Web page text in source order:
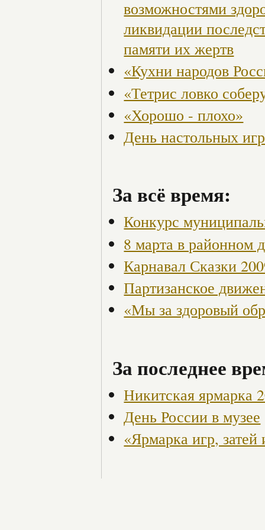
возможностями
ликвидации
памяти их жертв
«Кухни народов
«Тетрис ловко
«Хорошо - плохо»
День настольных игр
За всё время:
Конкурс
8 марта в районном
Карнавал Сказки
Партизанское
«Мы за здоровый
За последнее
Никитская ярмарка
День России в музее
«Ярмарка игр, затей